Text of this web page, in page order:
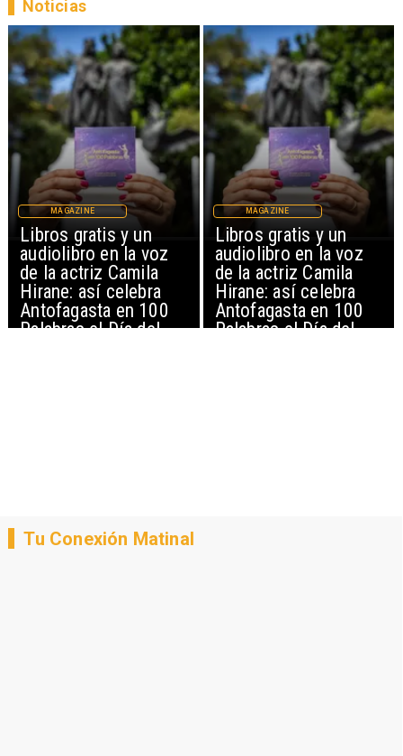
Libros gratis y un
audiolibro en la voz
de la actriz Camila
Hirane: así celebra
Antofagasta en 100
Palabras el Día del
MAGAZINE
Libros gratis y un
audiolibro en la voz
de la actriz Camila
Hirane: así celebra
Antofagasta en 100
Palabras el Día del
MAGAZINE
Noticias
Tu Conexión Matinal